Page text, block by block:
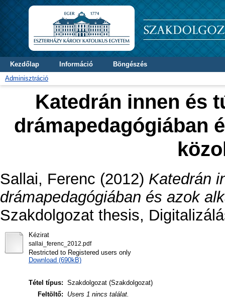
Kezdőlap Információ
Böngészés
Adminisztráció
Katedrán innen és
drámapedagógiában
Sallai, Ferenc (2012) Katedrán
drámapedagógiában és azok
Szakdolgozat thesis,
Kézirat
sallai_ferenc_2012.pdf
Restricted to Registered users only
Download (690kB)
Tétel típus: Szakdolgozat (Szakdolgozat)
Feltöltő:
Users 1 nincs találat.